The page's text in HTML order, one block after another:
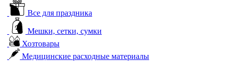
Все для праздника
Мешки, сетки, сумки
Хозтовары
Медицинские расходные материалы